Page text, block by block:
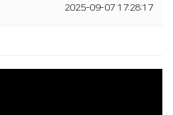
2025-09-07 17:28:17